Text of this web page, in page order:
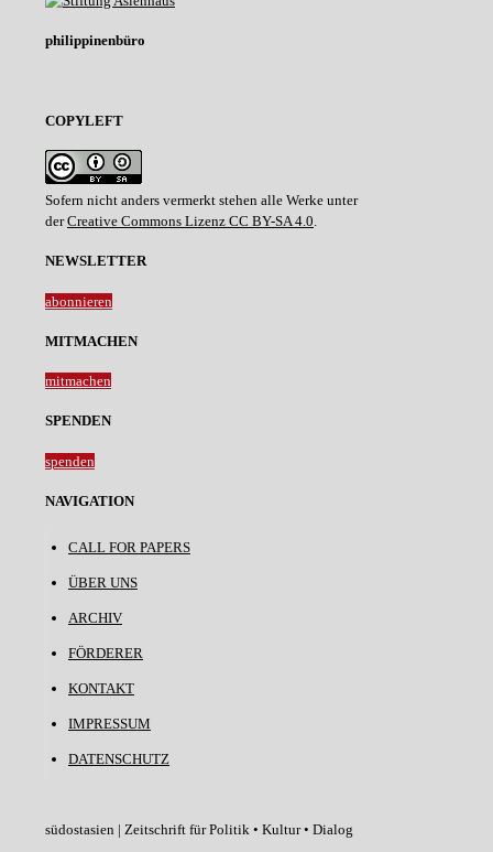
philippinenbüro
COPYLEFT
Sofern nicht anders vermerkt stehen alle Werke unter
derCreative Commons Lizenz CC BY-SA 4.0.
NEWSLETTER
abonnieren
MITMACHEN
mitmachen
SPENDEN
spenden
NAVIGATION
CALL FOR PAPERS
ÜBER UNS
ARCHIV
FÖRDERER
KONTAKT
IMPRESSUM
DATENSCHUTZ
südostasien | Zeitschrift für Politik • Kultur • Dialog